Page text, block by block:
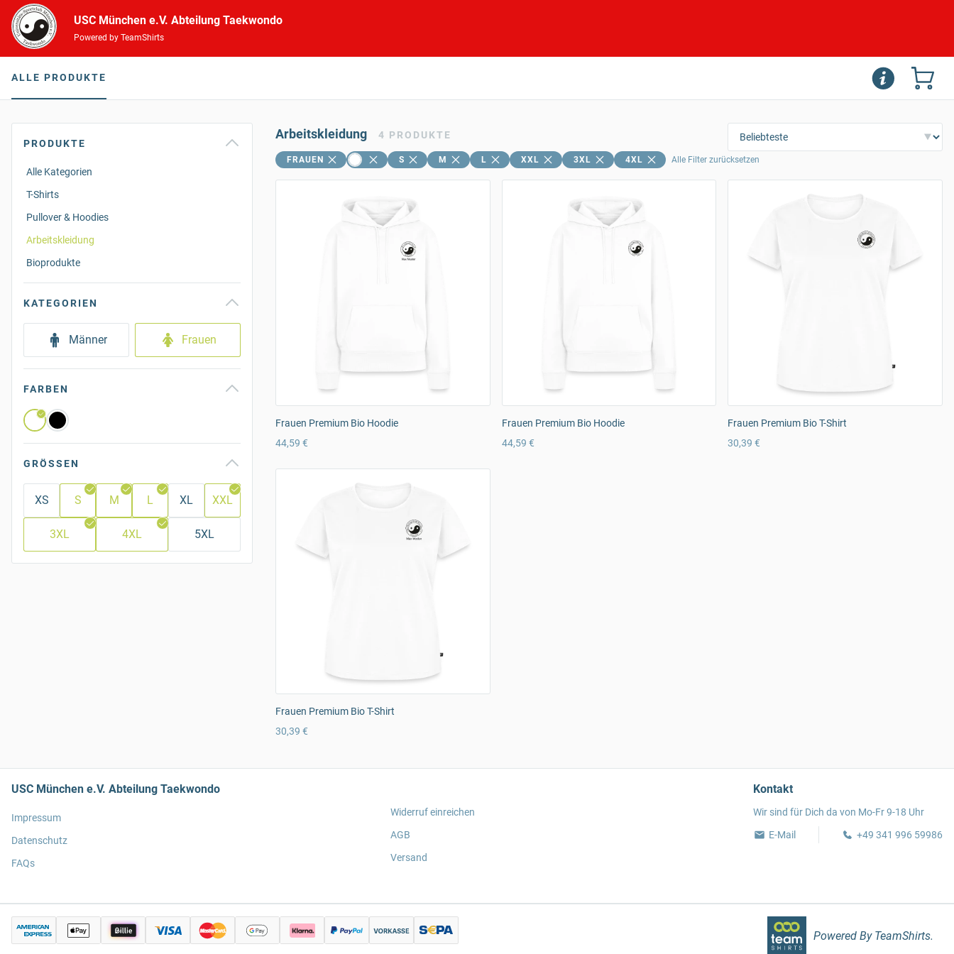
USC München e.V. Abteilung Taekwondo
Powered by TeamShirts
ALLE PRODUKTE
PRODUKTE
Alle Kategorien
T-Shirts
Pullover & Hoodies
Arbeitskleidung
Bioprodukte
KATEGORIEN
Männer Frauen
FARBEN
GRÖSSEN
XS S M L XL XXL
3XL 4XL 5XL
Arbeitskleidung 4 PRODUKTE
FRAUEN S M L XXL 3XL 4XL Alle Filter zurücksetzen
Frauen Premium Bio Hoodie
44,59 €
Frauen Premium Bio Hoodie
44,59 €
Frauen Premium Bio T-Shirt
30,39 €
Frauen Premium Bio T-Shirt
30,39 €
USC München e.V. Abteilung Taekwondo
Impressum
Datenschutz
FAQs
Widerruf einreichen
AGB
Versand
Kontakt
Wir sind für Dich da von Mo-Fr 9-18 Uhr
E-Mail
+49 341 996 59986
Powered By TeamShirts.